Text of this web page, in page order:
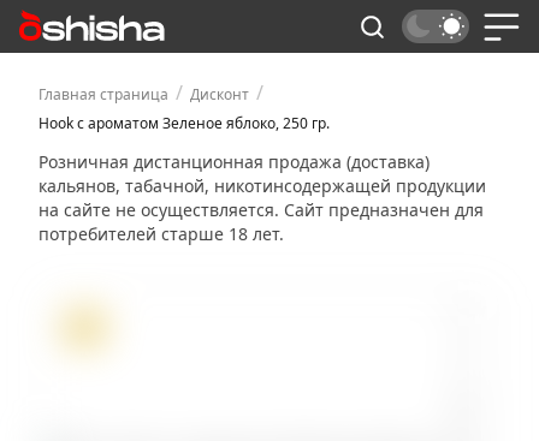
Главная страница / Дисконт /
Hook с ароматом Зеленое яблоко, 250 гр.
Розничная дистанционная продажа (доставка)
кальянов, табачной, никотинсодержащей продукции
на сайте не осуществляется. Сайт предназначен для
потребителей старше 18 лет.